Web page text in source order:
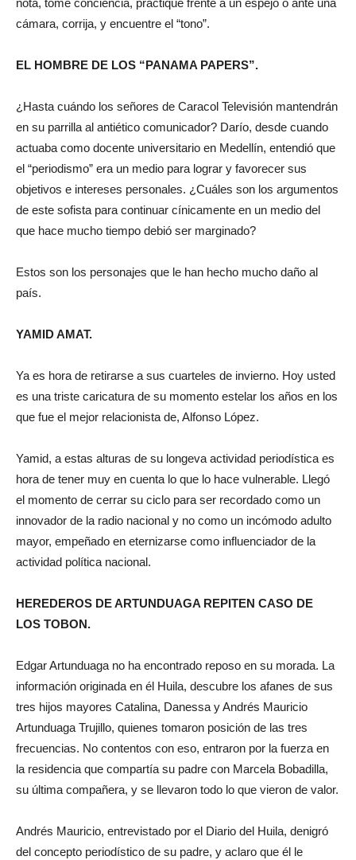
nota, tome conciencia, practique frente a un espejo o ante una
cámara, corrija, y encuentre el “tono”.
EL HOMBRE DE LOS “PANAMA PAPERS”.
¿Hasta cuándo los señores de Caracol Televisión mantendrán
en su parrilla al antiético comunicador? Darío, desde cuando
actuaba como docente universitario en Medellín, entendió que
el “periodismo” era un medio para lograr y favorecer sus
objetivos e intereses personales. ¿Cuáles son los argumentos
de este sofista para continuar cínicamente en un medio del
que hace mucho tiempo debió ser marginado?
Estos son los personajes que le han hecho mucho daño al
país.
YAMID AMAT.
Ya es hora de retirarse a sus cuarteles de invierno. Hoy usted
es una triste caricatura de su momento estelar los años en los
que fue el mejor relacionista de, Alfonso López.
Yamid, a estas alturas de su longeva actividad periodística es
hora de tener muy en cuenta lo que lo hace vulnerable. Llegó
el momento de cerrar su ciclo para ser recordado como un
innovador de la radio nacional y no como un incómodo adulto
mayor, empeñado en eternizarse como influenciador de la
actividad política nacional.
HEREDEROS DE ARTUNDUAGA REPITEN CASO DE
LOS TOBON.
Edgar Artunduaga no ha encontrado reposo en su morada. La
información originada en él Huila, descubre los afanes de sus
tres hijos mayores Catalina, Danessa y Andrés Mauricio
Artunduaga Trujillo, quienes tomaron posición de las tres
frecuencias. No contentos con eso, entraron por la fuerza en
la residencia que compartía su padre con Marcela Bobadilla,
su última compañera, y se llevaron todo lo que vieron de valor.
Andrés Mauricio, entrevistado por el Diario del Huila, denigró
del concepto periodístico de su padre, y aclaro que él le